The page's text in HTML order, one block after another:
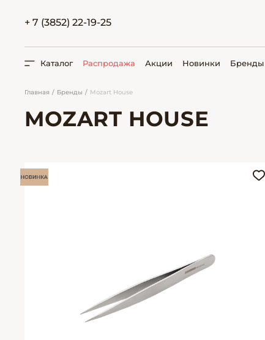
+ 7 (3852) 22-19-25
ПОИСК
Каталог Распродажа Акции Новинки Бренды
Главная Бренды Mozart House
MOZART HOUSE